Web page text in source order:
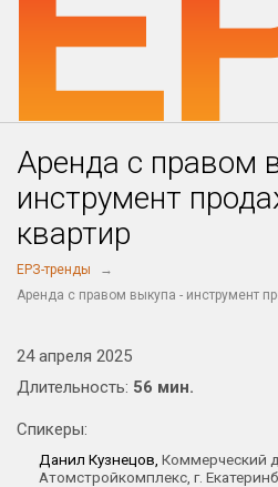
Аренда с правом
инструмент
квартир
ЕРЗ-тренды
Аренда с правом выкупа - инструмент
24 апреля 2025
Длительность: 56 мин.
Спикеры:
Данил Кузнецов, Коммерческий
Атомстройкомплекс, г.